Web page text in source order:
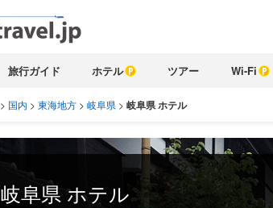
旅行ガイド ホテル ツアー Wi-Fi
> 国内 > 東海地方 > 岐阜県 > 岐阜県 ホテル
岐阜県 ホテル